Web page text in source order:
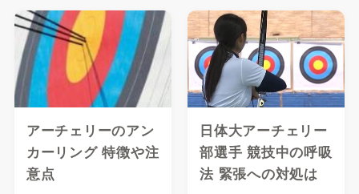
アーチェリーのアン
カーリング 特徴や注
意点
日体大アーチェリー
部選手 競技中の呼吸
法 緊張への対処は